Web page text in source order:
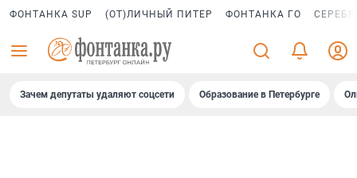
ФОНТАНКА SUP (ОТ)ЛИЧНЫЙ ПИТЕР ФОНТАНКА ГО
Зачем депутаты удаляют соцсети Образование в Петербурге